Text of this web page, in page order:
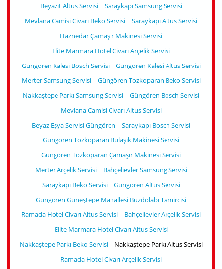
Beyazıt Altus Servisi
Saraykapı Samsung Servisi
Mevlana Camisi Civarı Beko Servisi
Saraykapı Altus Servisi
Haznedar Çamaşır Makinesi Servisi
Elite Marmara Hotel Civarı Arçelik Servisi
Güngören Kalesi Bosch Servisi
Güngören Kalesi Altus Servisi
Merter Samsung Servisi
Güngören Tozkoparan Beko Servisi
Nakkaştepe Parkı Samsung Servisi
Güngören Bosch Servisi
Mevlana Camisi Civarı Altus Servisi
Beyaz Eşya Servisi Güngören
Saraykapı Bosch Servisi
Güngören Tozkoparan Bulaşık Makinesi Servisi
Güngören Tozkoparan Çamaşır Makinesi Servisi
Merter Arçelik Servisi
Bahçelievler Samsung Servisi
Saraykapı Beko Servisi
Güngören Altus Servisi
Güngören Güneştepe Mahallesi Buzdolabı Tamircisi
Ramada Hotel Civarı Altus Servisi
Bahçelievler Arçelik Servisi
Elite Marmara Hotel Civarı Altus Servisi
Nakkaştepe Parkı Beko Servisi
Nakkaştepe Parkı Altus Servisi
Ramada Hotel Civarı Arçelik Servisi